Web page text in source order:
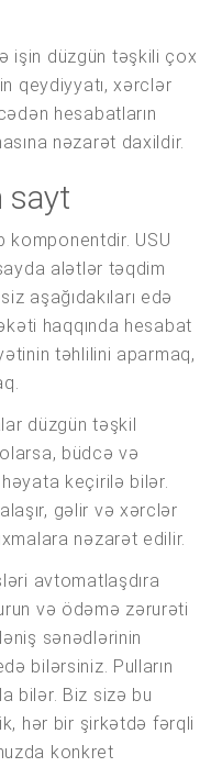
işin düzgün təşkili çox
qeydiyyatı, xərclər
hesabatların
nəzarət daxildir.
sayt
komponentdir. USU
alətlər təqdim
aşağıdakıları edə
haqqında hesabat
təhlilini aparmaq,
düzgün təşkil
büdcə və
həyata keçirilə bilər.
gəlir və xərclər
nəzarət edilir.
avtomatlaşdıra
və ödəmə zərurəti
sənədlərinin
bilərsiniz. Pulların
bilər. Biz sizə bu
hər bir şirkətdə fərqli
konkret